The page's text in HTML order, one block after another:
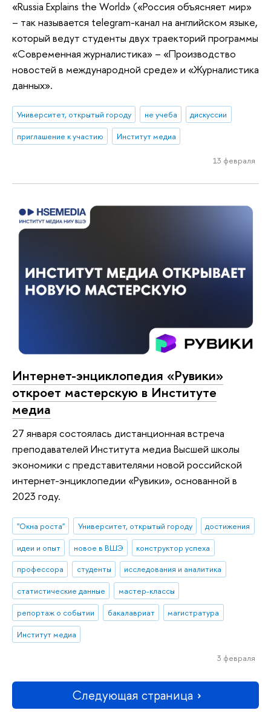
«Russia Explains the World» («Россия объясняет мир»
– так называется telegram-канал на английском языке,
который ведут студенты двух траекторий программы
«Современная журналистика» – «Производство
новостей в международной среде» и «Журналистика
данных».
Университет, открытый городу не учеба
дискуссии
приглашение к участию
Институт медиа
13 февраля
Интернет-энциклопедия «Рувики»
откроет мастерскую в Институте
медиа
27 января состоялась дистанционная встреча
преподавателей Института медиа Высшей школы
экономики с представителями новой российской
интернет-энциклопедии «Рувики», основанной в
2023 году.
"Окна роста" Университет, открытый городу
достижения
идеи и опыт
новое в ВШЭ
конструктор успеха
профессора
студенты
исследования и аналитика
статистические данные
мастер-классы
репортаж о событии
бакалавриат
магистратура
Институт медиа
3 февраля
Следующая страница